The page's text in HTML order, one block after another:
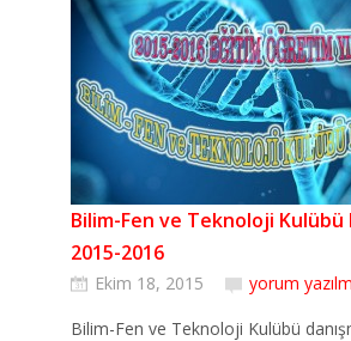
Bilim-Fen ve Teknoloji Kulübü
2015-2016
Ekim 18, 2015
yorum
Bilim-Fen ve Teknoloji Kulübü